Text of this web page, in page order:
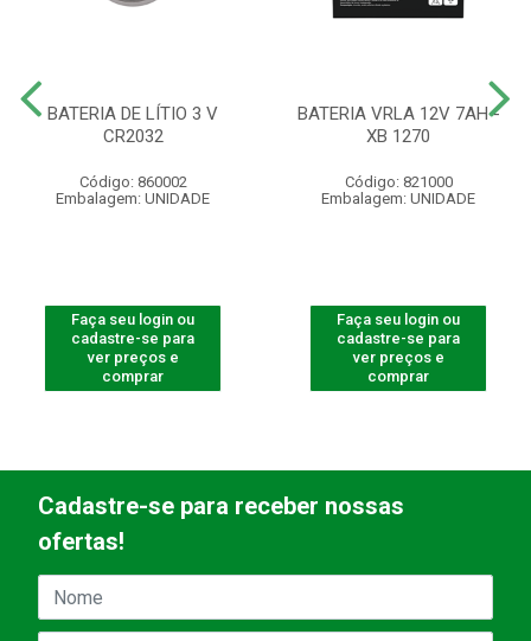
BATERIA DE LÍTIO 3 V
CR2032
Código: 860002
Embalagem: UNIDADE
Faça seu login ou
cadastre-se para
ver preços e
comprar
BATERIA VRLA 12V 7AH -
XB 1270
Código: 821000
Embalagem: UNIDADE
Faça seu login ou
cadastre-se para
ver preços e
comprar
Cadastre-se para receber nossas
ofertas!